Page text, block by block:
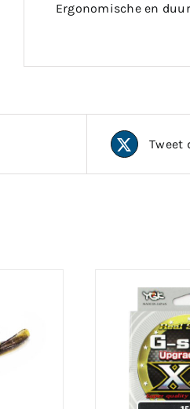
Ergonomische en
Tweet